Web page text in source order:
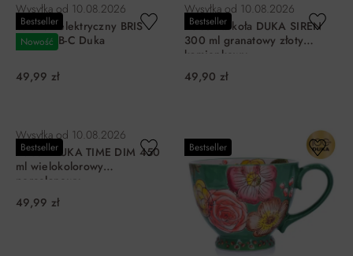
Bestseller
Nowość
Wysyłka od 10.08.2026
Wiatrak elektryczny BRIS
MINI USB-C Duka
49,99 zł
Bestseller
Wysyłka od 10.08.2026
Kubek w koła DUKA SIREN
300 ml granatowy złoty
kamionkowy
49,90 zł
Bestseller
Wysyłka od 10.08.2026
Kubek DUKA TIME DIM 450
ml wielokolorowy
porcelanowy
49,99 zł
Bestseller